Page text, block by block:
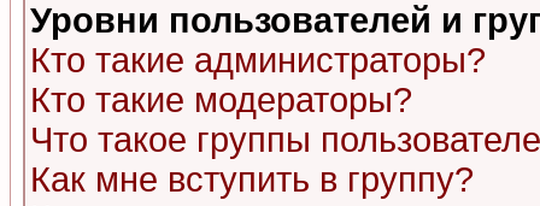
Уровни пользователей и
Кто такие администраторы?
Кто такие модераторы?
Что такое группы
Как мне вступить в группу?